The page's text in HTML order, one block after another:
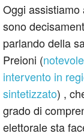
Oggi
sono
parlando della
Preioni (
intervento in
sintetizzato) ,
grado di
elettorale sta